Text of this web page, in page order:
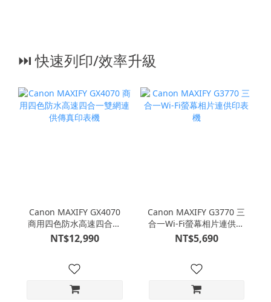
⏭︎ 快速列印/效率升級
Canon MAXIFY GX4070
商用四色防水高速四合一
雙網連供傳真印表機
NT$12,990
Canon MAXIFY G3770 三
合一Wi-Fi螢幕相片連供印
表機
NT$5,690